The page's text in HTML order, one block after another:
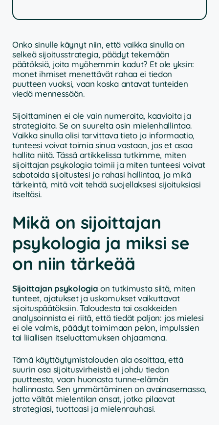
Onko sinulle käynyt niin, että vaikka sinulla on
selkeä sijoitusstrategia, päädyt tekemään
päätöksiä, joita myöhemmin kadut? Et ole yksin:
monet ihmiset menettävät rahaa ei tiedon
puutteen vuoksi, vaan koska antavat tunteiden
viedä mennessään.
Sijoittaminen ei ole vain numeroita, kaavioita ja
strategioita. Se on suurelta osin mielenhallintaa.
Vaikka sinulla olisi tarvittava tieto ja informaatio,
tunteesi voivat toimia sinua vastaan, jos et osaa
hallita niitä. Tässä artikkelissa tutkimme, miten
sijoittajan psykologia toimii ja miten tunteesi voivat
sabotoida sijoitustesi ja rahasi hallintaa, ja mikä
tärkeintä, mitä voit tehdä suojellaksesi sijoituksiasi
itseltäsi.
Mikä on sijoittajan
psykologia ja miksi se
on niin tärkeää
Sijoittajan psykologia on tutkimusta siitä, miten
tunteet, ajatukset ja uskomukset vaikuttavat
sijoituspäätöksiin. Taloudesta tai osakkeiden
analysoinnista ei riitä, että tiedät paljon: jos mielesi
ei ole valmis, päädyt toimimaan pelon, impulssien
tai liiallisen itseluottamuksen ohjaamana.
Tämä käyttäytymistalouden ala osoittaa, että
suurin osa sijoitusvirheistä ei johdu tiedon
puutteesta, vaan huonosta tunne-elämän
hallinnasta. Sen ymmärtäminen on avainasemassa,
jotta vältät mielentilan ansat, jotka pilaavat
strategiasi, tuottoasi ja mielenrauhasi.